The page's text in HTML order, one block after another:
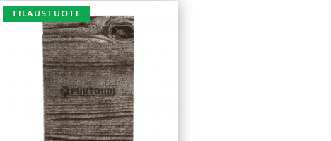
TILAUSTUOTE